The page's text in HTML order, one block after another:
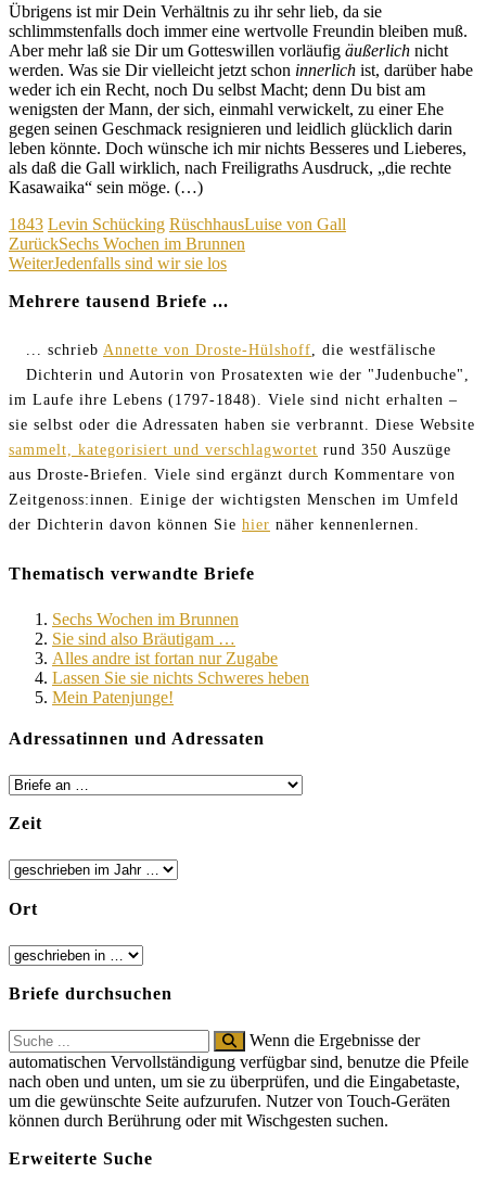
Übrigens ist mir Dein Verhältnis zu ihr sehr lieb, da sie
schlimmstenfalls doch immer eine wertvolle Freundin bleiben muß.
Aber mehr laß sie Dir um Gotteswillen vorläufig äußerlich nicht
werden. Was sie Dir vielleicht jetzt schon innerlich ist, darüber habe
weder ich ein Recht, noch Du selbst Macht; denn Du bist am
wenigsten der Mann, der sich, einmahl verwickelt, zu einer Ehe
gegen seinen Geschmack resignieren und leidlich glücklich darin
leben könnte. Doch wünsche ich mir nichts Besseres und Lieberes,
als daß die Gall wirklich, nach Freiligraths Ausdruck, „die rechte
Kasawaika“ sein möge. (…)
Kategorien
1843 Levin Schücking RüschhausSchagwörter
Luise von Gall
Beitragsnavigation
ZurückSechs Wochen im Brunnen
WeiterJedenfalls sind wir sie los
Mehrere tausend Briefe ...
... schrieb Annette von Droste-Hülshoff , die westfälische
Dichterin und Autorin von Prosatexten wie der "Judenbuche",
im Laufe ihre Lebens (1797-1848). Viele sind nicht erhalten –
sie selbst oder die Adressaten haben sie verbrannt. Diese Website
sammelt, kategorisiert und verschlagwortet rund 350 Auszüge
aus Droste-Briefen. Viele sind ergänzt durch Kommentare von
Zeitgenoss:innen. Einige der wichtigsten Menschen im Umfeld
der Dichterin davon können Sie hier näher kennenlernen.
Thematisch verwandte Briefe
Sechs Wochen im Brunnen
Sie sind also Bräutigam …
Alles andre ist fortan nur Zugabe
Lassen Sie sie nichts Schweres heben
Mein Patenjunge!
Adressatinnen und Adressaten
Zeit
Ort
Briefe durchsuchen
Search
for:
Wenn die Ergebnisse der
automatischen Vervollständigung verfügbar sind, benutze die Pfeile
nach oben und unten, um sie zu überprüfen, und die Eingabetaste,
um die gewünschte Seite aufzurufen. Nutzer von Touch-Geräten
können durch Berührung oder mit Wischgesten suchen.
Erweiterte Suche